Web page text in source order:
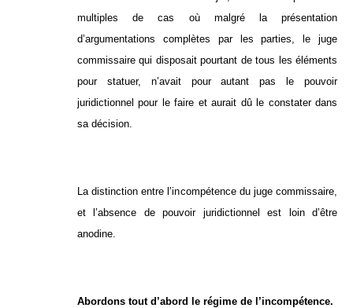
multiples de cas où malgré la présentation
d’argumentations complètes par les parties, le juge
commissaire qui disposait pourtant de tous les éléments
pour statuer, n’avait pour autant pas le pouvoir
juridictionnel pour le faire et aurait dû le constater dans
sa décision.
La distinction entre l’incompétence du juge commissaire,
et l’absence de pouvoir juridictionnel est loin d’être
anodine.
Abordons tout d’abord le régime de l’incompétence.